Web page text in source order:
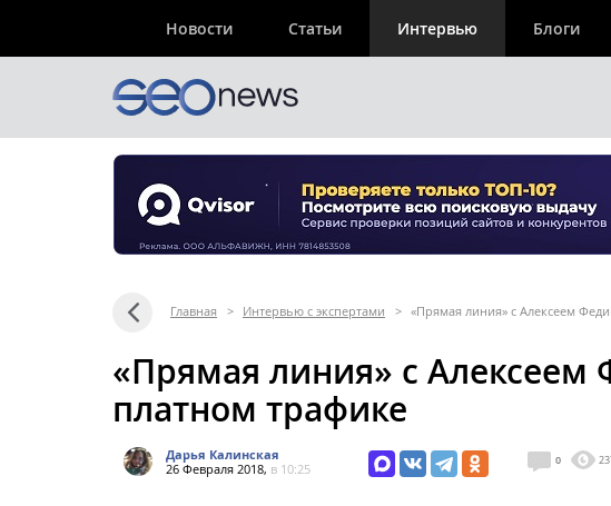
Новости Статьи Интервью Блоги
Главная > Интервью с экспертами > «Прямая линия» с Алексеем
«Прямая линия» с Алексеем
платном трафике
Дарья Калинская
26 Февраля 2018, в 10:25 0